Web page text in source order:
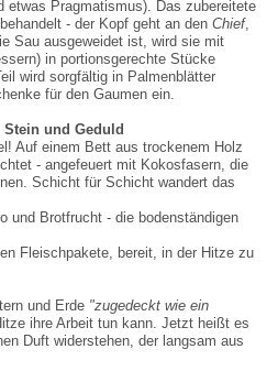
etwas Pragmatismus). Das zubereitete
- der Kopf geht an den Chief,
Sau ausgeweidet ist, wird sie mit
in portionsgerechte Stücke
wird sorgfältig in Palmenblätter
für den Gaumen ein.
Stein und Geduld
Auf einem Bett aus trockenem Holz
- angefeuert mit Kokosfasern, die
Schicht für Schicht wandert das
und Brotfrucht - die bodenständigen
Fleischpakete, bereit, in der Hitze zu
und Erde "zugedeckt wie ein
ihre Arbeit tun kann. Jetzt heißt es
Duft widerstehen, der langsam aus